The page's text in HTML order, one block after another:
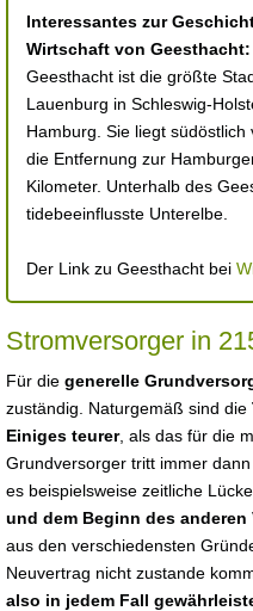
Interessantes zur
Wirtschaft von Geesthacht:
Geesthacht ist die größte
Lauenburg in Schleswig-
Hamburg. Sie liegt
die Entfernung zur
Kilometer. Unterhalb des
tidebeeinflusste Unterelbe.
Der Link zu Geesthacht bei
Stromversorger in
Für die generelle
zuständig. Naturgemäß sind die
Einiges teurer, als das für die
Grundversorger tritt immer
es beispielsweise zeitliche
und dem Beginn des anderen
aus den verschiedensten
Neuvertrag nicht zustande
also in jedem Fall